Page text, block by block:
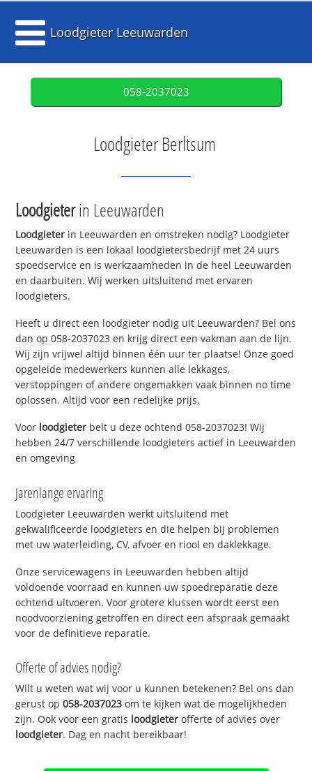
Loodgieter Leeuwarden
058-2037023
Loodgieter Berltsum
Loodgieterin Leeuwarden
Loodgieter in Leeuwarden en omstreken nodig? Loodgieter
Leeuwarden is een lokaal loodgietersbedrijf met 24 uurs
spoedservice en is werkzaamheden in de heel Leeuwarden
en daarbuiten. Wij werken uitsluitend met ervaren
loodgieters.
Heeft u direct een loodgieter nodig uit Leeuwarden? Bel ons
dan op 058-2037023 en krijg direct een vakman aan de lijn.
Wij zijn vrijwel altijd binnen één uur ter plaatse! Onze goed
opgeleide medewerkers kunnen alle lekkages,
verstoppingen of andere ongemakken vaak binnen no time
oplossen. Altijd voor een redelijke prijs.
Voor loodgieter belt u deze ochtend 058-2037023! Wij
hebben 24/7 verschillende loodgieters actief in Leeuwarden
en omgeving
Jarenlange ervaring
Loodgieter Leeuwarden werkt uitsluitend met
gekwalificeerde loodgieters en die helpen bij problemen
met uw waterleiding, CV, afvoer en riool en daklekkage.
Onze servicewagens in Leeuwarden hebben altijd
voldoende voorraad en kunnen uw spoedreparatie deze
ochtend uitvoeren. Voor grotere klussen wordt eerst een
noodvoorziening getroffen en direct een afspraak gemaakt
voor de definitieve reparatie.
Offerte of advies nodig?
Wilt u weten wat wij voor u kunnen betekenen? Bel ons dan
gerust op058-2037023 om te kijken wat de mogelijkheden
zijn. Ook voor een gratis loodgieter offerte of advies over
loodgieter. Dag en nacht bereikbaar!